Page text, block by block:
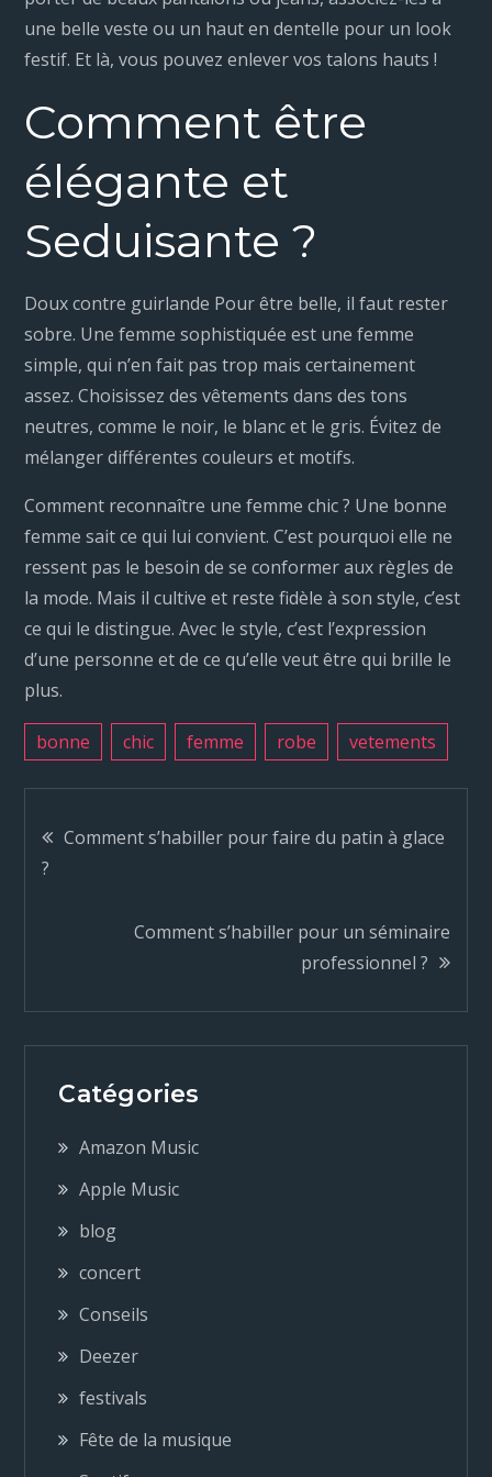
une belle veste ou un haut en dentelle pour un look
festif. Et là, vous pouvez enlever vos talons hauts !
Comment être
élégante et
Seduisante ?
Doux contre guirlande Pour être belle, il faut rester
sobre. Une femme sophistiquée est une femme
simple, qui n’en fait pas trop mais certainement
assez. Choisissez des vêtements dans des tons
neutres, comme le noir, le blanc et le gris. Évitez de
mélanger différentes couleurs et motifs.
Comment reconnaître une femme chic ? Une bonne
femme sait ce qui lui convient. C’est pourquoi elle ne
ressent pas le besoin de se conformer aux règles de
la mode. Mais il cultive et reste fidèle à son style, c’est
ce qui le distingue. Avec le style, c’est l’expression
d’une personne et de ce qu’elle veut être qui brille le
plus.
bonne chic femme robe vetements
N
a
i
g
a
t
o
n
d
Comment s’habiller pour faire du patin à glace
?
Comment s’habiller pour un séminaire
professionnel ?
Catégories
Amazon Music
Apple Music
blog
concert
Conseils
Deezer
festivals
Fête de la musique